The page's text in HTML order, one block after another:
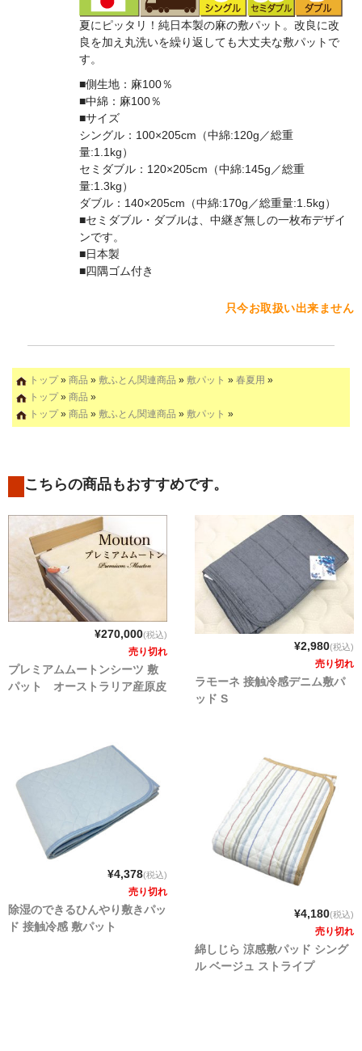
夏にピッタリ！純日本製の麻の敷パット。改良に改
良を加え丸洗いを繰り返しても大丈夫な敷パットで
す。
■側生地：麻100％
■中綿：麻100％
■サイズ
シングル：100×205cm（中綿:120g／総重
量:1.1kg）
セミダブル：120×205cm（中綿:145g／総重
量:1.3kg）
ダブル：140×205cm（中綿:170g／総重量:1.5kg）
■セミダブル・ダブルは、中継ぎ無しの一枚布デザイ
ンです。
■日本製
■四隅ゴム付き
只今お取扱い出来ません
トップ» 商品 » 敷ふとん関連商品 » 敷パット » 春夏用 »
トップ» 商品 »
トップ» 商品 » 敷ふとん関連商品 » 敷パット »
こちらの商品もおすすめです。
¥270,000(税込)
売り切れ
プレミアムムートンシーツ 敷
パット オーストラリア産原皮
¥2,980(税込)
売り切れ
ラモーネ 接触冷感デニム敷パ
ッド S
¥4,378(税込)
売り切れ
除湿のできるひんやり敷きパッ
ド 接触冷感 敷パット
¥4,180(税込)
売り切れ
綿しじら 涼感敷パッド シング
ル ベージュ ストライプ